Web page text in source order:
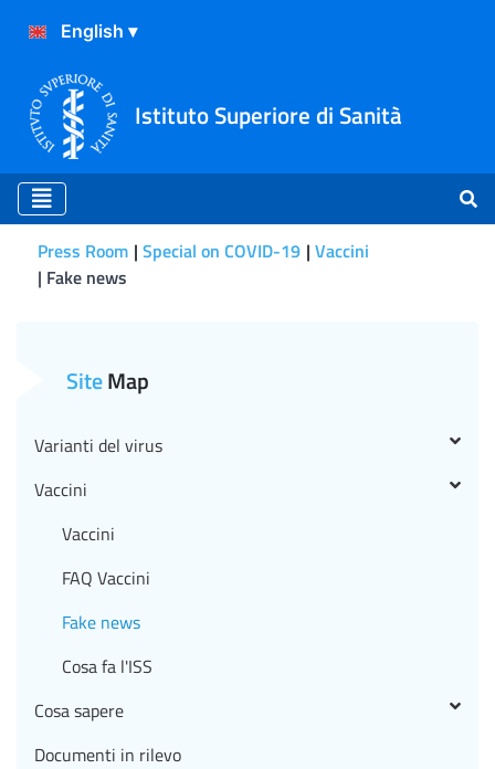
Istituto Superiore di Sanità
Press Room Special on COVID-19 Vaccini
Fake news
SiteMap
Varianti del virus
Vaccini
Vaccini
FAQ Vaccini
Fake news
Cosa fa l'ISS
Cosa sapere
Documenti in rilevo